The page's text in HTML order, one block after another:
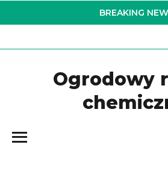
to
BREAKING
Ogrodowy